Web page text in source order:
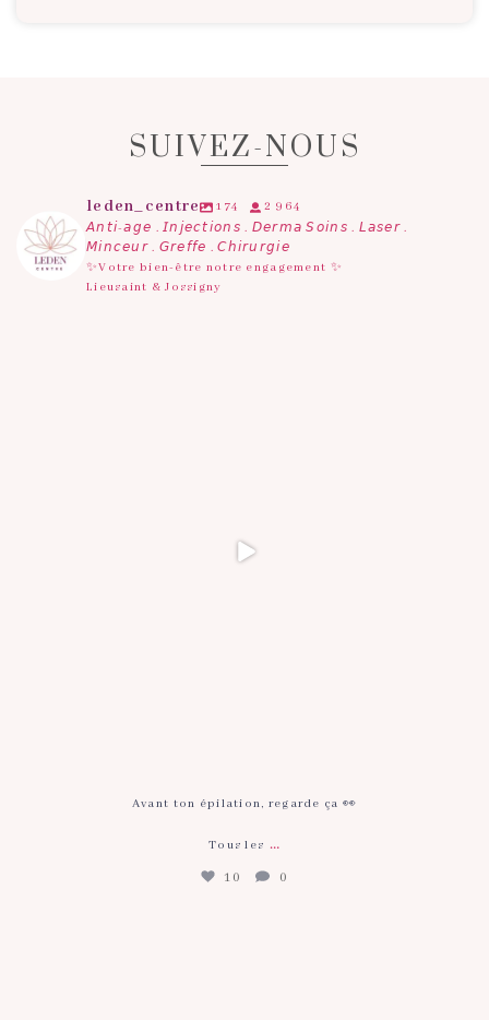
SUIVEZ-NOUS
leden_centre 174
2 964
𝘈𝘯𝘵𝘪-𝘢𝘨𝘦 . 𝘐𝘯𝘫𝘦𝘤𝘵𝘪𝘰𝘯𝘴 . 𝘋𝘦𝘳𝘮𝘢 𝘚𝘰𝘪𝘯𝘴 . 𝘓𝘢𝘴𝘦𝘳 .
𝘔𝘪𝘯𝘤𝘦𝘶𝘳 . 𝘎𝘳𝘦𝘧𝘧𝘦 . 𝘊𝘩𝘪𝘳𝘶𝘳𝘨𝘪𝘦
✨Votre bien-être notre engagement ✨
Lieusaint & Jossigny
Avant ton épilation, regarde ça 👀
Tous les …
10 0